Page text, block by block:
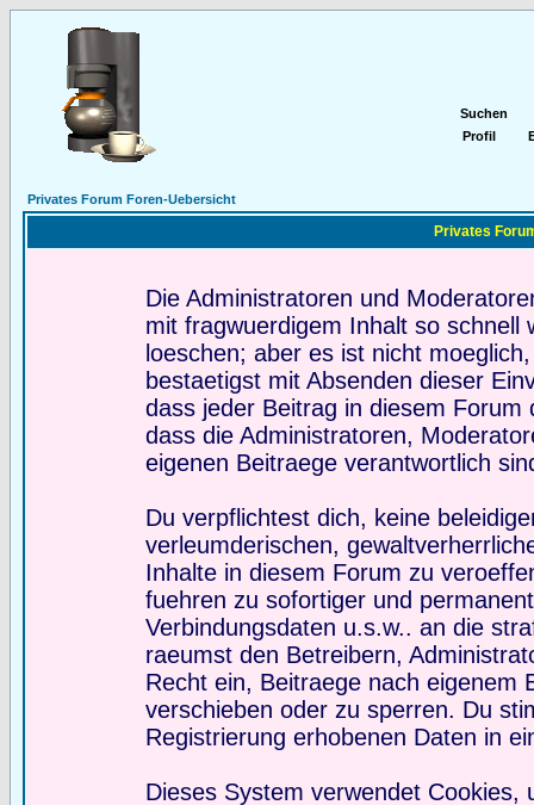
Suchen
Profil
Privates Forum Foren-Uebersicht
Privates
Die Administratoren und
mit fragwuerdigem Inhalt so schnell
loeschen; aber es ist nicht
bestaetigst mit Absenden dieser
dass jeder Beitrag in diesem
dass die Administratoren,
eigenen Beitraege verantwortlich
Du verpflichtest dich, keine
verleumderischen,
Inhalte in diesem Forum zu
fuehren zu sofortiger und
Verbindungsdaten u.s.w.. an die
raeumst den Betreibern,
Recht ein, Beitraege nach eigenem
verschieben oder zu sperren. Du
Registrierung erhobenen Daten in
Dieses System verwendet